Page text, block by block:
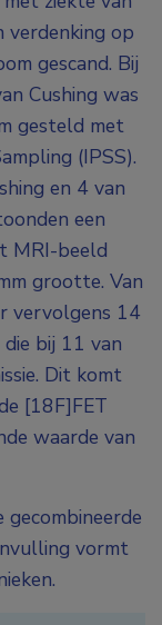
verdenking op
gescand. Bij
Cushing was
gesteld met
(IPSS).
en 4 van
een
MRI-beeld
grootte. Van
vervolgens 14
bij 11 van
Dit komt
[18F]FET
waarde van
vormt